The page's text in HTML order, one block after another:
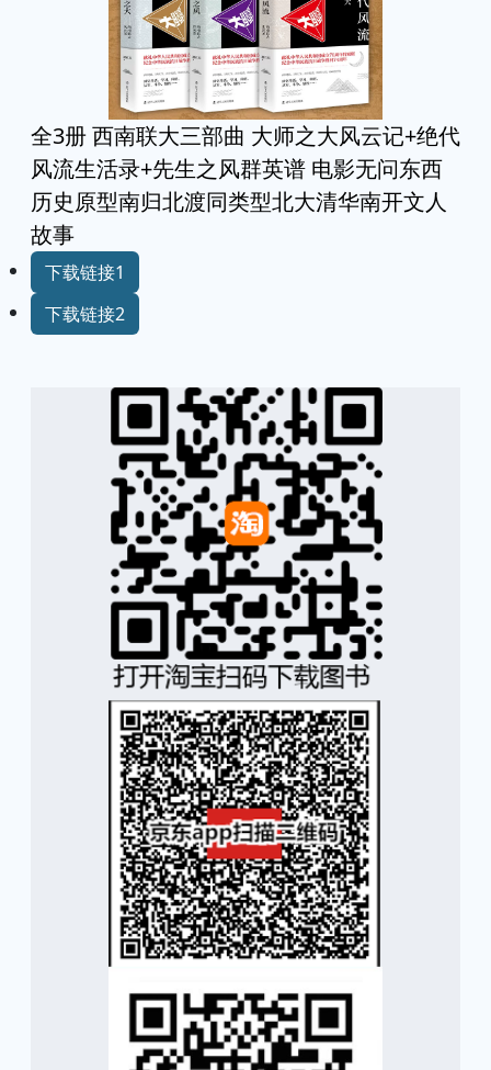
全3册 西南联大三部曲 大师之大风云记+绝代
风流生活录+先生之风群英谱 电影无问东西
历史原型南归北渡同类型北大清华南开文人
故事
下载链接1
下载链接2